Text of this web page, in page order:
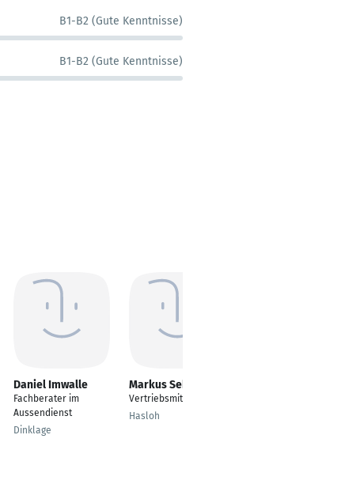
B1-B2 (Gute Kenntnisse)
B1-B2 (Gute Kenntnisse)
Daniel Imwalle
Fachberater im
Aussendienst
Dinklage
Markus Seher
Vertriebsmitarbeiter
Hasloh